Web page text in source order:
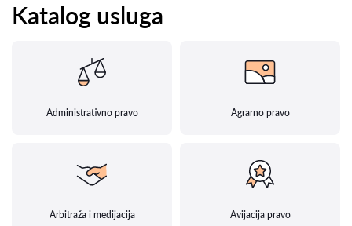
Katalog usluga
Administrativno pravo Agrarno pravo
Arbitraža i medijacija Avijacija pravo